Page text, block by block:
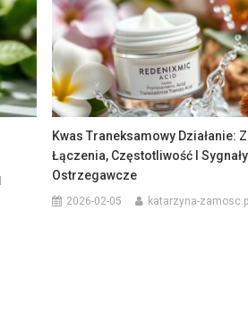
Kwas Traneksamowy Działanie:
Łączenia, Częstotliwość I Sygnały
Ostrzegawcze
2026-02-05 katarzyna-zamosc.pl